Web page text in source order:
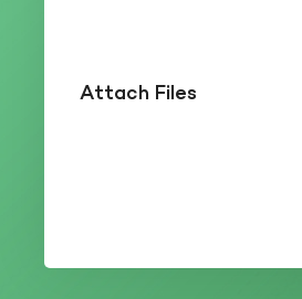
Attach Files